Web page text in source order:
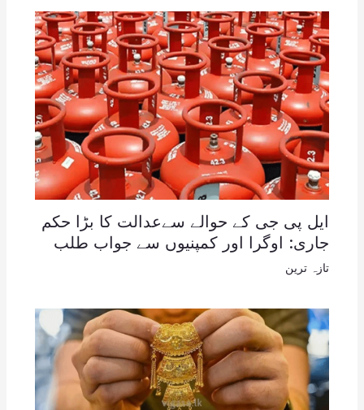
ایل پی جی کے حوالے سےعدالت کا بڑا حکم
جاری: اوگرا اور کمپنیوں سے جواب طلب
تازہ ترین